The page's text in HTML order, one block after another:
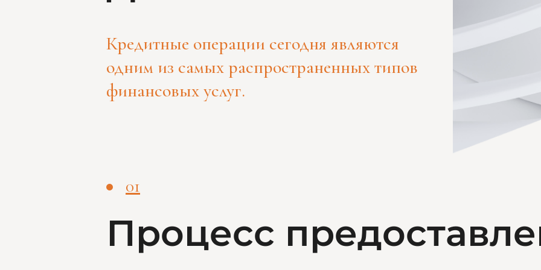
Кредитные операции сегодня являются
одним из самых распространенных типов
финансовых услуг.
01
Процесс